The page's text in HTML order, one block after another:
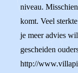
niveau.
komt. Veel
je meer advies
gescheiden
http://